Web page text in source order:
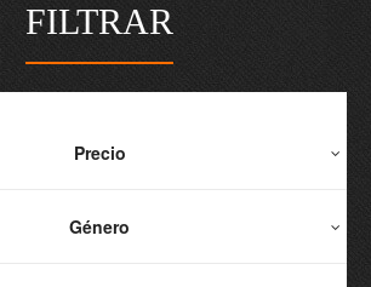
FILTRAR
Precio
Género